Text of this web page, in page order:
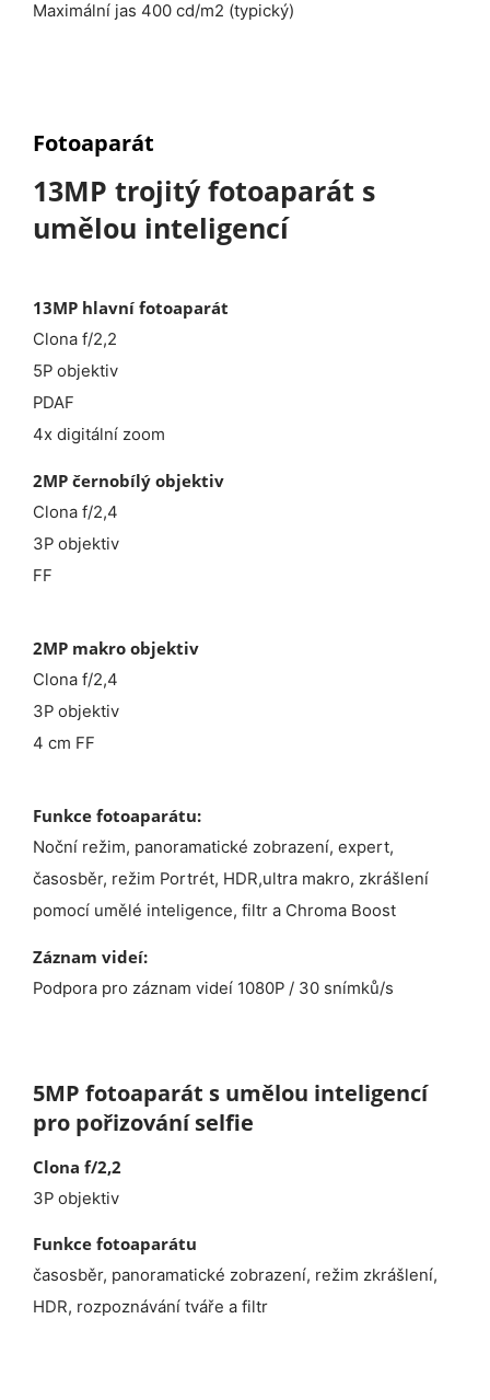
Maximální jas 400 cd/m2 (typický)
Fotoaparát
13MP trojitý fotoaparát s
umělou inteligencí
13MP hlavní fotoaparát
Clona f/2,2
5P objektiv
PDAF
4x digitální zoom
2MP černobílý objektiv
Clona f/2,4
3P objektiv
FF
2MP makro objektiv
Clona f/2,4
3P objektiv
4 cm FF
Funkce fotoaparátu:
Noční režim, panoramatické zobrazení, expert,
časosběr, režim Portrét, HDR,ultra makro, zkrášlení
pomocí umělé inteligence, filtr a Chroma Boost
Záznam videí:
Podpora pro záznam videí 1080P / 30 snímků/s
5MP fotoaparát s umělou inteligencí
pro pořizování selfie
Clona f/2,2
3P objektiv
Funkce fotoaparátu
časosběr, panoramatické zobrazení, režim zkrášlení,
HDR, rozpoznávání tváře a filtr